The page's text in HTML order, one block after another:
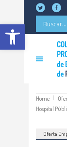
Abrir barra de
Home
Hospital
Oferta